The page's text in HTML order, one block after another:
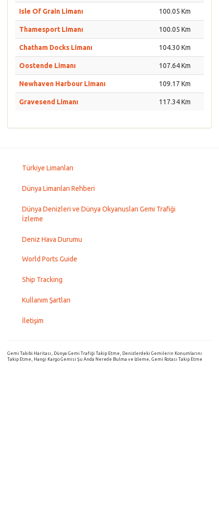
Isle Of Grain Limanı 100.05 Km
Thamesport Limanı 100.05 Km
Chatham Docks Limanı 104.30 Km
Oostende Limanı 107.64 Km
Newhaven Harbour Limanı 109.17 Km
Gravesend Limanı 117.34 Km
Türkiye Limanları
Dünya Limanları Rehberi
Dünya Denizleri ve Dünya Okyanusları Gemi Trafiği
İzleme
Deniz Hava Durumu
World Ports Guide
Ship Tracking
Kullanım Şartları
İletişim
Gemi Takibi Haritası, Dünya Gemi Trafiği Takip Etme, Denizlerdeki Gemilerin Konumlarını
Takip Etme, Hangi Kargo Gemisi Şu Anda Nerede Bulma ve İzleme, Gemi Rotası Takip Etme